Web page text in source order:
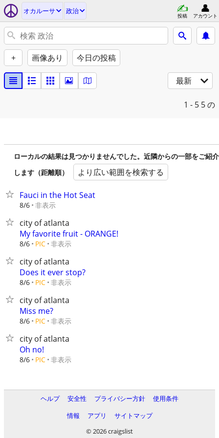
オカルーサ 政治
投稿 アカウント
+ 画像あり 今日の投稿
最新
1 - 5 5 の
ローカルの結果は見つかりませんでした。近隣からの一部をご紹介
します（距離順）
より広い範囲を検索する
Fauci in the Hot Seat
8/6 非表示
city of atlanta
My favorite fruit - ORANGE!
8/6 PIC 非表示
city of atlanta
Does it ever stop?
8/6 PIC 非表示
city of atlanta
Miss me?
8/6 PIC 非表示
city of atlanta
Oh no!
8/6 PIC 非表示
ヘルプ 安全性 プライバシー方針
使用条件
情報
アプリ
サイトマップ
© 2026 craigslist